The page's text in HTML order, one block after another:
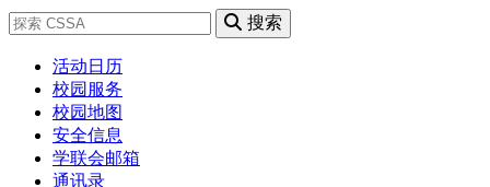
搜索
活动日历
校园服务
校园地图
安全信息
学联会邮箱
通讯录